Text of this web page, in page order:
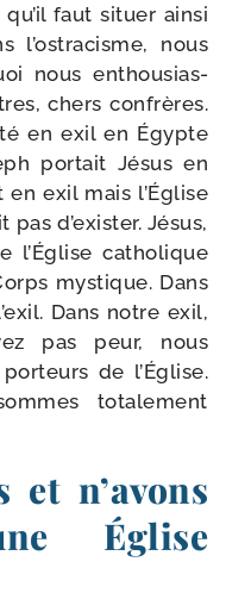
faut situer ain­si
l’os­tra­cisme, nous
nous enthou­sias­
chers confrères.
en exil en Égypte
por­tait Jésus en
en exil mais l’Église
d’exis­ter. Jésus,
l’Église catho­lique
mys­tique. Dans
Dans notre exil,
pas peur, nous
de l’Église.
tota­le­ment
et n’avons
Église